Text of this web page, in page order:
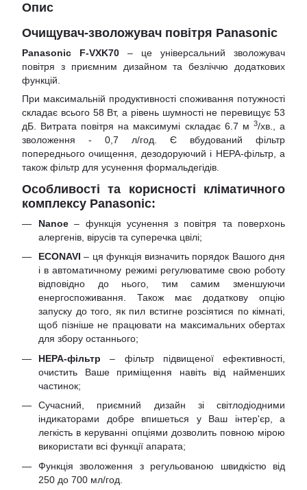
Опис
Очищувач-зволожувач повітря Panasonic
Panasonic F-VXK70 – це універсальний зволожувач
повітря з приємним дизайном та безліччю додаткових
функцій.
При максимальній продуктивності споживання потужності
складає всього 58 Вт, а рівень шумності не перевищує 53
дБ. Витрата повітря на максимумі складає 6.7 м 3/хв., а
зволоження - 0,7 л/год. Є вбудований фільтр
попереднього очищення, дезодоруючий і НЕРА-фільтр, а
також фільтр для усунення формальдегідів.
Особливості та корисності кліматичного
комплексу Panasonic:
Nanoe – функція усунення з повітря та поверхонь
алергенів, вірусів та суперечка цвілі;
ECONAVI – ця функція визначить порядок Вашого дня
і в автоматичному режимі регулюватиме свою роботу
відповідно до нього, тим самим зменшуючи
енергоспоживання. Також має додаткову опцію
запуску до того, як пил встигне розсіятися по кімнаті,
щоб пізніше не працювати на максимальних обертах
для збору останнього;
НЕРА-фільтр – фільтр підвищеної ефективності,
очистить Ваше приміщення навіть від найменших
частинок;
Сучасний, приємний дизайн зі світлодіодними
індикаторами добре впишеться у Ваш інтер'єр, а
легкість в керуванні опціями дозволить повною мірою
використати всі функції апарата;
Функція зволоження з регульованою швидкістю від
250 до 700 мл/год.